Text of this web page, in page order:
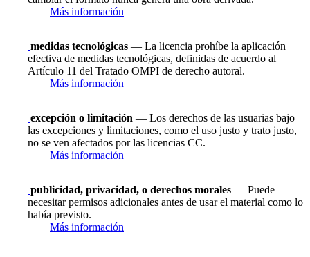
Más información
medidas tecnológicas — La licencia prohíbe la aplicación
efectiva de medidas tecnológicas, definidas de acuerdo al
Artículo 11 del Tratado OMPI de derecho autoral.
Más información
excepción o limitación — Los derechos de las usuarias bajo
las excepciones y limitaciones, como el uso justo y trato justo,
no se ven afectados por las licencias CC.
Más información
publicidad, privacidad, o derechos morales — Puede
necesitar permisos adicionales antes de usar el material como lo
había previsto.
Más información